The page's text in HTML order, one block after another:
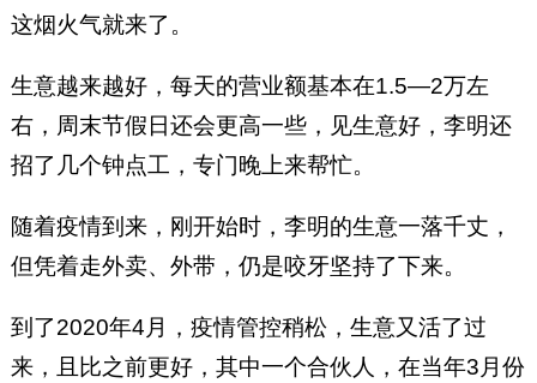
这烟火气就来了。
生意越来越好，每天的营业额基本在1.5—2万左
右，周末节假日还会更高一些，见生意好，李明还
招了几个钟点工，专门晚上来帮忙。
随着疫情到来，刚开始时，李明的生意一落千丈，
但凭着走外卖、外带，仍是咬牙坚持了下来。
到了2020年4月，疫情管控稍松，生意又活了过
来，且比之前更好，其中一个合伙人，在当年3月份